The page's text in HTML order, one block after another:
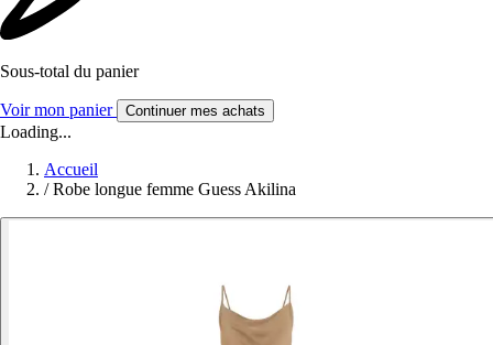
Sous-total du panier
Voir mon panier Continuer mes achats
Loading...
Accueil
/ Robe longue femme Guess Akilina